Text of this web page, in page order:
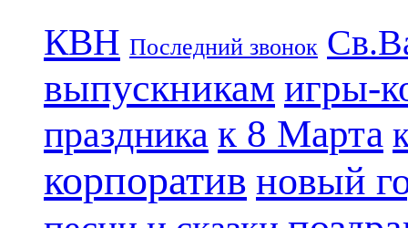
КВН Последний звонок
выпускникам игры-
праздника к 8 Марта
корпоратив новый